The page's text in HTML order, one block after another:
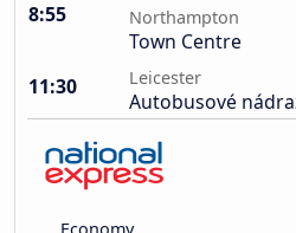
8:55 Northampton
Town Centre
11:30
Leicester
Autobusové